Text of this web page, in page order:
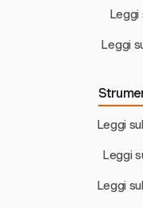
Leggi
Leggi
Leggi
Leggi
Leggi